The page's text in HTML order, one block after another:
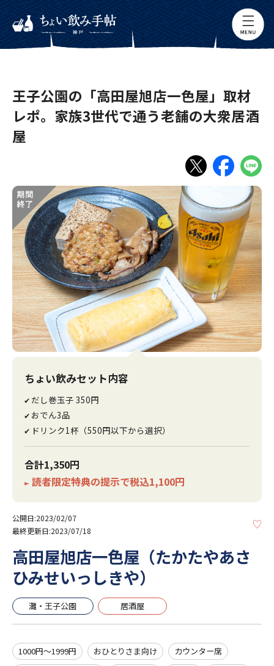
王子公園の「高田屋旭店一色屋」取材
レポ。家族3世代で通う老舗の大衆居酒
屋
ちょい飲みセット内容
✔ だし巻玉子 350円
✔ おでん3品
✔ ドリンク1杯（550円以下から選択）
合計1,350円
► 読者限定特典の提示で税込1,100円
公開日:2023/02/07
最終更新日:2023/07/18
高田屋旭店一色屋（たかたやあさ
ひみせいっしきや）
灘・王子公園 居酒屋
1000円～1999円 おひとりさま向け
カウンター席